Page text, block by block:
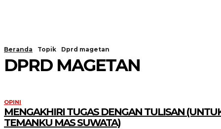
Beranda Topik Dprd magetan
DPRD MAGETAN
OPINI
MENGAKHIRI TUGAS DENGAN TULISAN
TEMANKU MAS SUWATA)